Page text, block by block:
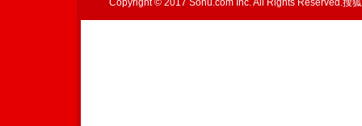
Copyright © 2017 Sohu.com Inc. All Rights Reserved.搜